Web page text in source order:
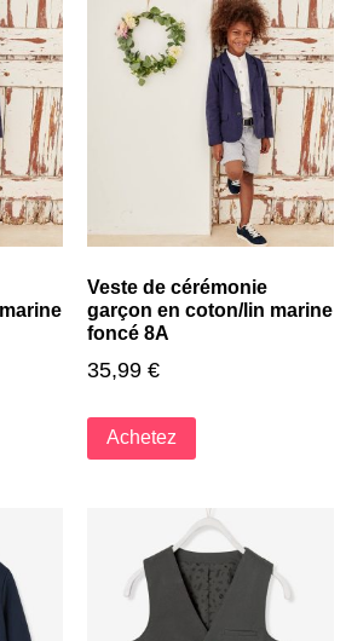
Veste de cérémonie
garçon en coton/lin marine
foncé 8A
35,99 €
Achetez